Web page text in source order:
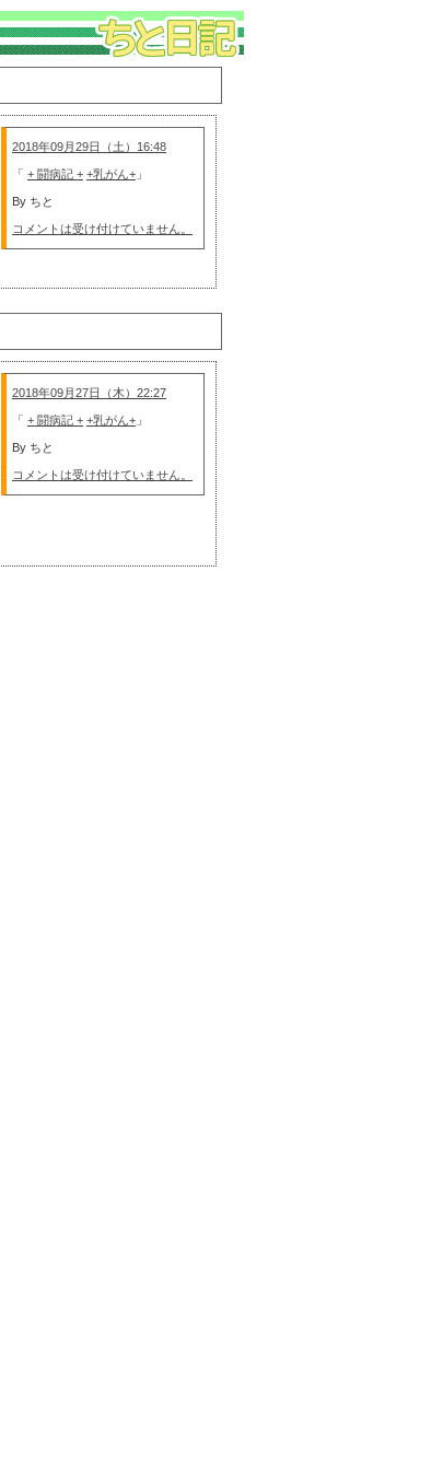
2018年09月29日（土）16:48
「 + 闘病記 + +乳がん+ 」
By ちと
コメントは受け付けていません。
2018年09月27日（木）22:27
「 + 闘病記 + +乳がん+ 」
By ちと
コメントは受け付けていません。